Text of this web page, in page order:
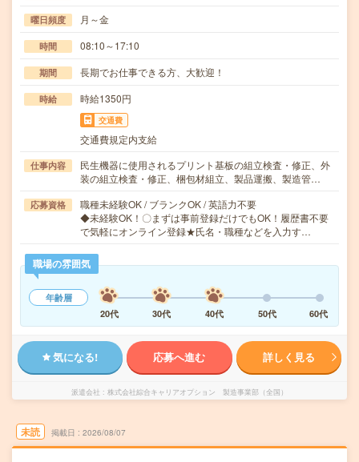
曜日頻度 月～金
時間 08:10～17:10
期間 長期でお仕事できる方、大歓迎！
時給 時給1350円
交通費
交通費規定内支給
仕事内容
民生機器に使用されるプリント基板の組立検査・修正、外
装の組立検査・修正、梱包材組立、製品運搬、製造管…
応募資格
職種未経験OK / ブランクOK / 英語力不要
◆未経験OK！〇まずは事前登録だけでもOK！履歴書不要
で気軽にオンライン登録★氏名・職種などを入力す…
職場の雰囲気
年齢層
20代
30代 40代 50代 60代
気になる! 応募へ進む 詳しく見る
派遣会社 株式会社綜合キャリアオプション 製造事業部（全国）
未読 掲載日 2026/08/07